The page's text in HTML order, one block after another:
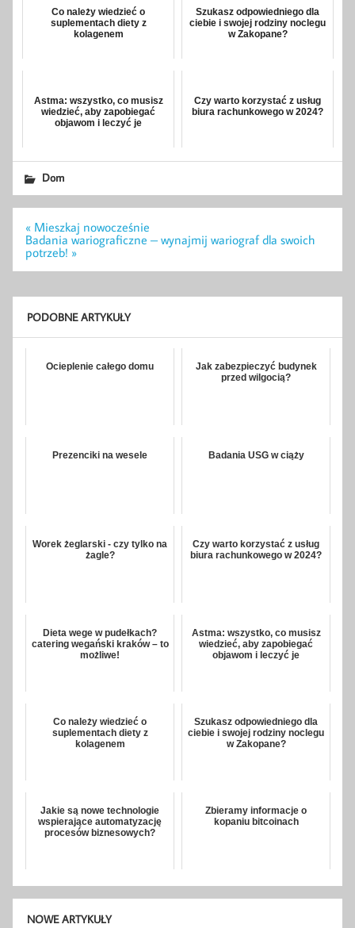
Co należy wiedzieć o
suplementach diety z
kolagenem
Szukasz odpowiedniego dla
ciebie i swojej rodziny noclegu
w Zakopane?
Astma: wszystko, co musisz
wiedzieć, aby zapobiegać
objawom i leczyć je
Czy warto korzystać z usług
biura rachunkowego w 2024?
Dom
Nawigacja
wpisu
« Mieszkaj nowocześnie
Badania wariograficzne – wynajmij wariograf dla swoich
potrzeb! »
PODOBNE ARTYKUŁY
Ocieplenie całego domu
Jak zabezpieczyć budynek
przed wilgocią?
Prezenciki na wesele Badania USG w ciąży
Worek żeglarski - czy tylko na
żagle?
Czy warto korzystać z usług
biura rachunkowego w 2024?
Dieta wege w pudełkach?
catering wegański kraków – to
możliwe!
Astma: wszystko, co musisz
wiedzieć, aby zapobiegać
objawom i leczyć je
Co należy wiedzieć o
suplementach diety z
kolagenem
Szukasz odpowiedniego dla
ciebie i swojej rodziny noclegu
w Zakopane?
Jakie są nowe technologie
wspierające automatyzację
procesów biznesowych?
Zbieramy informacje o
kopaniu bitcoinach
NOWE ARTYKUŁY